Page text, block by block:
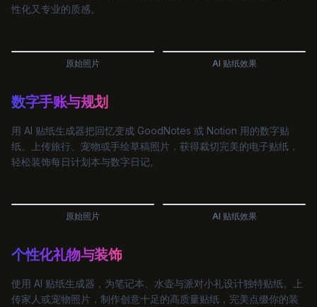
性化又专业的质感。
原始照片 AI 贴纸效果
数字手账与规划
用 AI 贴纸生成器把回忆变成 GoodNotes 或 Notion 用的数字贴
纸。上传旅行、宠物或手绘草稿照片，获得裁切完美的电子贴纸，
轻松装饰每日计划本与数字日记。
原始照片 AI 贴纸效果
个性化礼物与装饰
使用 AI 贴纸生成器，为笔记本、水壶与派对小礼设计独特贴纸。上
传家人或宠物照片，制作创意十足的高质量贴纸，完美点缀你的装